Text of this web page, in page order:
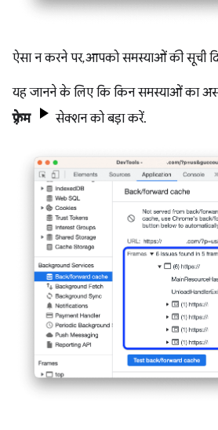
ऐसा न करने पर, आपको समस्याओं की सूची
यह जानने के लिए कि किन समस्याओं का
फ़्रेम
सेक्शन को बड़ा करें.